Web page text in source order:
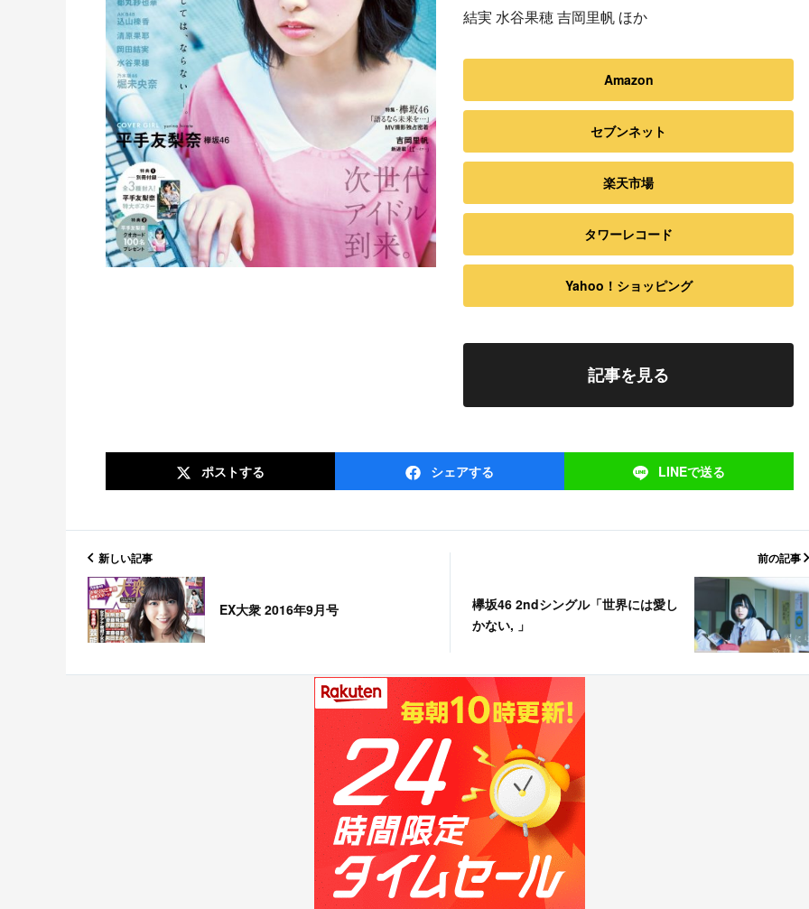
結実 水谷果穂 吉岡里帆 ほか
Amazon
セブンネット
楽天市場
タワーレコード
Yahoo！ショッピング
記事を見る
ポストする シェアする LINEで送る
新しい記事
EX大衆 2016年9月号
前の記事
欅坂46 2ndシングル「世界には愛し
かない, 」